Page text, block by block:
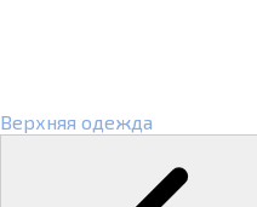
Верхняя одежда